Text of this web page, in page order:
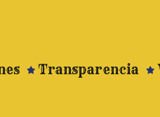
Transparencia